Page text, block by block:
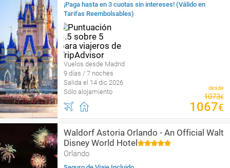
¡Paga hasta en 3 cuotas sin intereses! (Válido en
Tarifas Reembolsables)
Vuelos desde Madrid
9 días / 7 noches
Salida el 14 dic 2026
Sólo alojamiento
desde
1073€
1067€
Waldorf Astoria Orlando - An Official Walt
Disney World Hotel
Orlando